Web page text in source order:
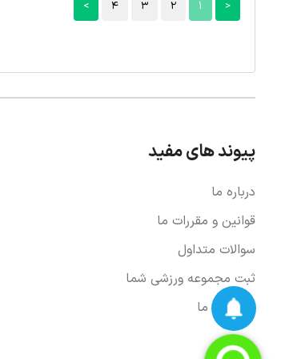
<
1
2
3
4
>
پیوند های مفید
درباره ما
قوانین و مقررات ما
سوالات متداول
ثبت مجموعه ورزشی شما
ارتباط با ما